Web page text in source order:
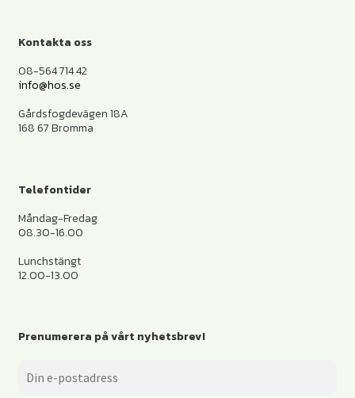
Kontakta oss
08-564 714 42
info@hos.se
Gårdsfogdevägen 18A
168 67 Bromma
Telefontider
Måndag-Fredag
08.30-16.00
Lunchstängt
12.00-13.00
Prenumerera på vårt nyhetsbrev!